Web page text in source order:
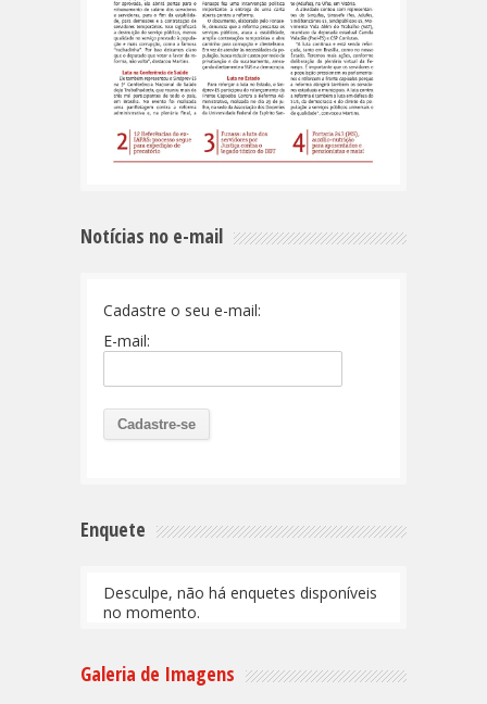
Notícias no e-mail
Cadastre o seu e-mail:
E-mail:
Enquete
Desculpe, não há enquetes disponíveis
no momento.
Galeria de Imagens